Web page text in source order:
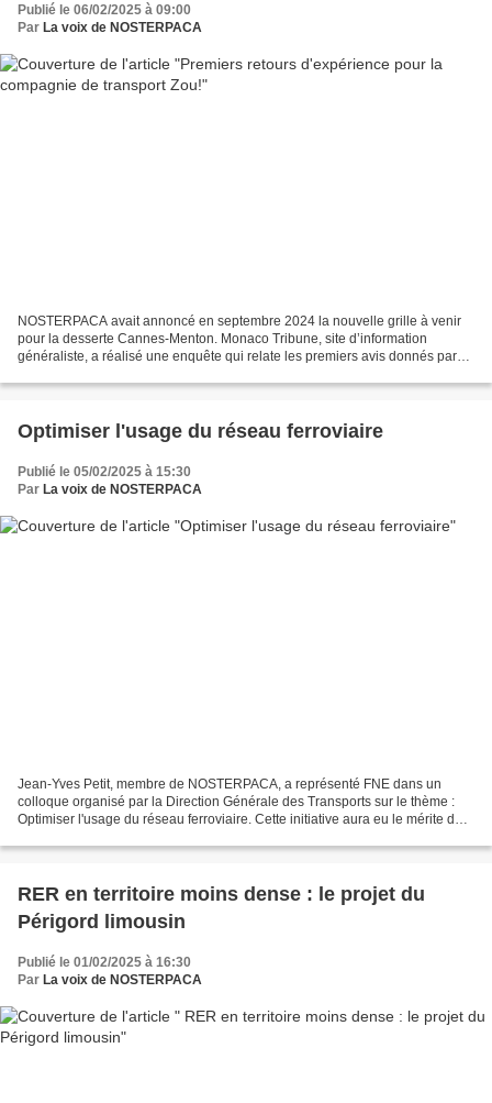
Publié le 06/02/2025 à 09:00
Par La voix de NOSTERPACA
NOSTERPACA avait annoncé en septembre 2024 la nouvelle grille à venir
pour la desserte Cannes-Menton. Monaco Tribune, site d’information
généraliste, a réalisé une enquête qui relate les premiers avis donnés par
Optimiser l'usage du réseau ferroviaire
Publié le 05/02/2025 à 15:30
Par La voix de NOSTERPACA
Jean-Yves Petit, membre de NOSTERPACA, a représenté FNE dans un
colloque organisé par la Direction Générale des Transports sur le thème :
Optimiser l'usage du réseau ferroviaire. Cette initiative aura eu le mérite de
RER en territoire moins dense : le projet du
Périgord limousin
Publié le 01/02/2025 à 16:30
Par La voix de NOSTERPACA